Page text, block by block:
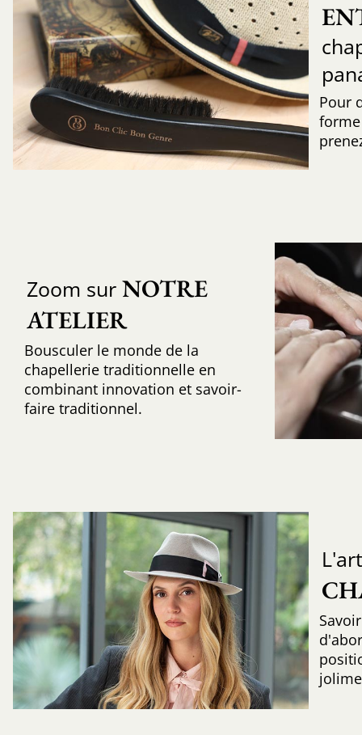
Pour
Zoom sur NOTRE
ATELIER
Bousculer le monde de la
chapellerie traditionnelle en
combinant innovation et savoir-
faire traditionnel.